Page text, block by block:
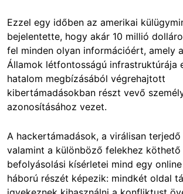
Ezzel egy időben az amerikai
bejelentette, hogy akár 10 millió
fel minden olyan információért, amely
Államok létfontosságú infrastruktúrája
hatalom megbízásából végrehajtott
kibertámadásokban részt vevő
azonosításához vezet.
A hackertámadások, a virálisan
valamint a különböző felekhez
befolyásolási kísérletei mind egy
háború részét képezik: mindkét oldal